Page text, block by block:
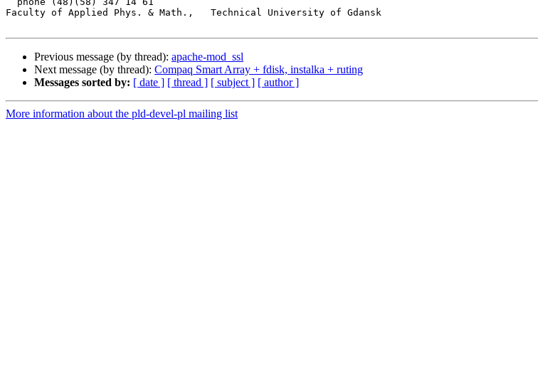
Faculty of Applied Phys. & Math.,   Technical University of Gdansk
Previous message (by thread): apache-mod_ssl
Next message (by thread): Compaq Smart Array + fdisk, instalka + ruting
Messages sorted by: [ date ] [ thread ] [ subject ] [ author ]
More information about the pld-devel-pl mailing list